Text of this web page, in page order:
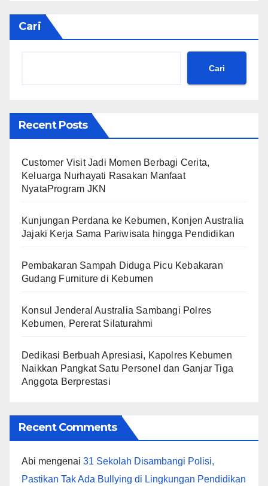
Cari
Cari
Recent Posts
Customer Visit Jadi Momen Berbagi Cerita,
Keluarga Nurhayati Rasakan Manfaat
NyataProgram JKN
Kunjungan Perdana ke Kebumen, Konjen Australia
Jajaki Kerja Sama Pariwisata hingga Pendidikan
Pembakaran Sampah Diduga Picu Kebakaran
Gudang Furniture di Kebumen
Konsul Jenderal Australia Sambangi Polres
Kebumen, Pererat Silaturahmi
Dedikasi Berbuah Apresiasi, Kapolres Kebumen
Naikkan Pangkat Satu Personel dan Ganjar Tiga
Anggota Berprestasi
Recent Comments
Abi mengenai 31 Sekolah Disambangi Polisi,
Pastikan Tak Ada Bullying di Lingkungan Pendidikan